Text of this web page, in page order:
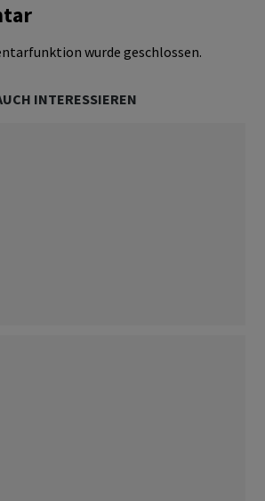
wurde geschlossen.
INTERESSIEREN